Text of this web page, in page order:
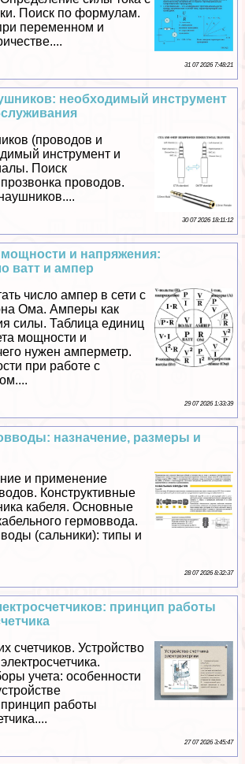
Поиск по формулам.
переменном и
31 07 2026 7:48:21
необходимый инструмент
(проводов и
инструмент и
Поиск
проводов.
30 07 2026 18:11:12
мощности и напряжения:
ватт и ампер
число ампер в сети с
Ома. Амперы как
силы. Таблица единиц
мощности и
нужен амперметр.
при работе с
29 07 2026 1:33:39
назначение, размеры и
и применение
Конструктивные
кабеля. Основные
гермоввода.
(сальники): типы и
28 07 2026 8:32:37
принцип работы
счетчиков. Устройство
учета: особенности
принцип работы
27 07 2026 3:45:47